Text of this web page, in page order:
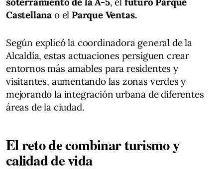
Castellana o el Parque Ventas.
Según explicó la coordinadora general de la
Alcaldía, estas actuaciones persiguen crear
entornos más amables para residentes y
visitantes, aumentando las zonas verdes y
mejorando la integración urbana de diferentes
áreas de la ciudad.
El reto de combinar turismo y
calidad de vida